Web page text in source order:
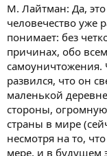
М. Лайтман: Да,
человечество уже
понимает: без
причинах, обо
самоуничтожения.
развился, что он
маленькой
стороны, огромную
страны в мире
несмотря на то,
мере, и в будущем